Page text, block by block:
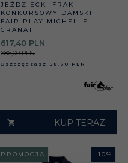
JEŹDZIECKI FRAK
KONKURSOWY DAMSKI
FAIR PLAY MICHELLE
GRANAT
617,40 PLN
686,00 PLN
Oszczędzasz 68.60 PLN
KUP TERAZ!
- 10%
PROMOCJA